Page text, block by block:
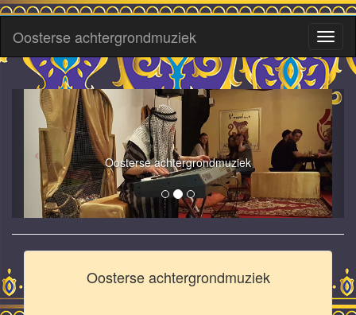
Oosterse achtergrondmuziek
Oosterse achtergrondmuziek
Oosterse achtergrondmuziek